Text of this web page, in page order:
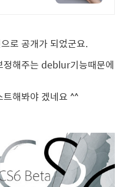
로 공개가 되었군요.
정해주는 deblur기능때문에
해봐야 겠네요 ^^